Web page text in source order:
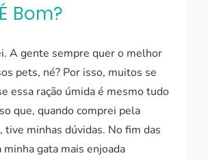
Bom?
A gente sempre quer o melhor
pets, né? Por isso, muitos se
essa ração úmida é mesmo tudo
que, quando comprei pela
tive minhas dúvidas. No fim das
minha gata mais enjoada